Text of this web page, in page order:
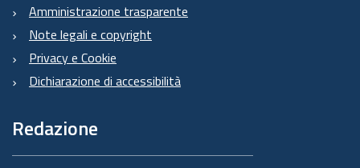
Amministrazione trasparente
Note legali e copyright
Privacy e Cookie
Dichiarazione di accessibilità
Redazione